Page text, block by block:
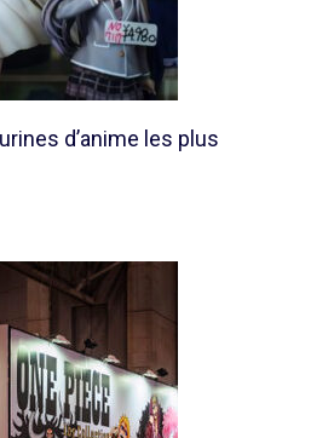
d’anime les plus